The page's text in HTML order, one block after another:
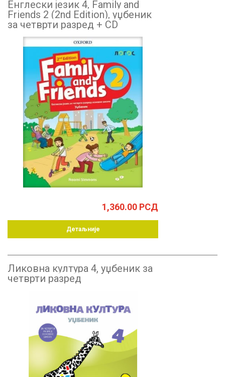
Енглески језик 4, Family and
Friends 2 (2nd Edition), уџбеник
за четврти разред + CD
1,360.00 РСД
Детаљније
Ликовна култура 4, уџбеник за
четврти разред